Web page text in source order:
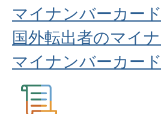
マイナンバーカー
国外転出者のマイ
マイナンバーカー